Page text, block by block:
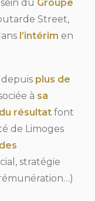
du Groupe
Street,
l’intérim en
depuis plus de
à sa
résultat font
de Limoges
stratégie